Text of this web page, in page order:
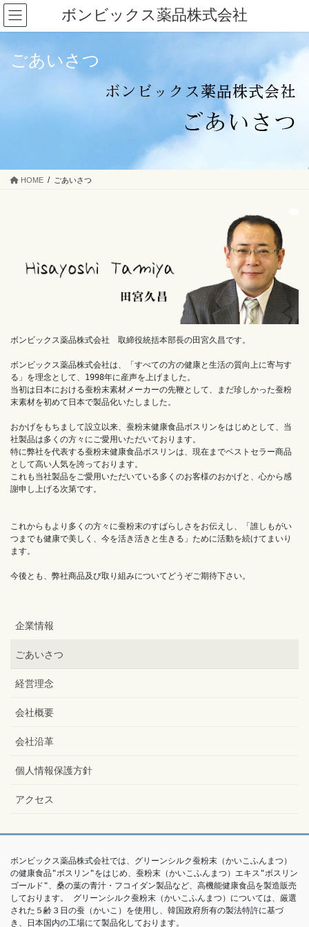
コ
ン
テ
ナ
ビ
ゲ
ボンビックス薬品株式会社
ごあいさつ
HOME ごあいさつ
ボンビックス薬品株式会社　取締役統括本部長の田宮久昌です。
ボンビックス薬品株式会社は、「すべての方の健康と生活の質向上に寄与す
る」を理念として、1998年に産声を上げました。
当初は日本における蚕粉末素材メーカーの先鞭として、まだ珍しかった蚕粉
末素材を初めて日本で製品化いたしました。
おかげをもちまして設立以来、蚕粉末健康食品ボスリンをはじめとして、当
社製品は多くの方々にご愛用いただいております。
特に弊社を代表する蚕粉末健康食品ボスリンは、現在までベストセラー商品
として高い人気を誇っております。
これも当社製品をご愛用いただいている多くのお客様のおかげと、心から感
謝申し上げる次第です。
これからもより多くの方々に蚕粉末のすばらしさをお伝えし、「誰しもがい
つまでも健康で美しく、今を活き活きと生きる」ために活動を続けてまいり
ます。
今後とも、弊社商品及び取り組みについてどうぞご期待下さい。
企業情報
ごあいさつ
経営理念
会社概要
会社沿革
個人情報保護方針
アクセス
ボンビックス薬品株式会社では、グリーンシルク蚕粉末（かいこふんまつ）
の健康食品"ボスリン"をはじめ、蚕粉末（かいこふんまつ）エキス"ボスリン
ゴールド"、桑の葉の青汁・フコイダン製品など、高機能健康食品を製造販売
しております。 グリーンシルク蚕粉末（かいこふんまつ）については、厳選
された５齢３日の蚕（かいこ）を使用し、韓国政府所有の製法特許に基づ
き、日本国内の工場にて製品化しております。